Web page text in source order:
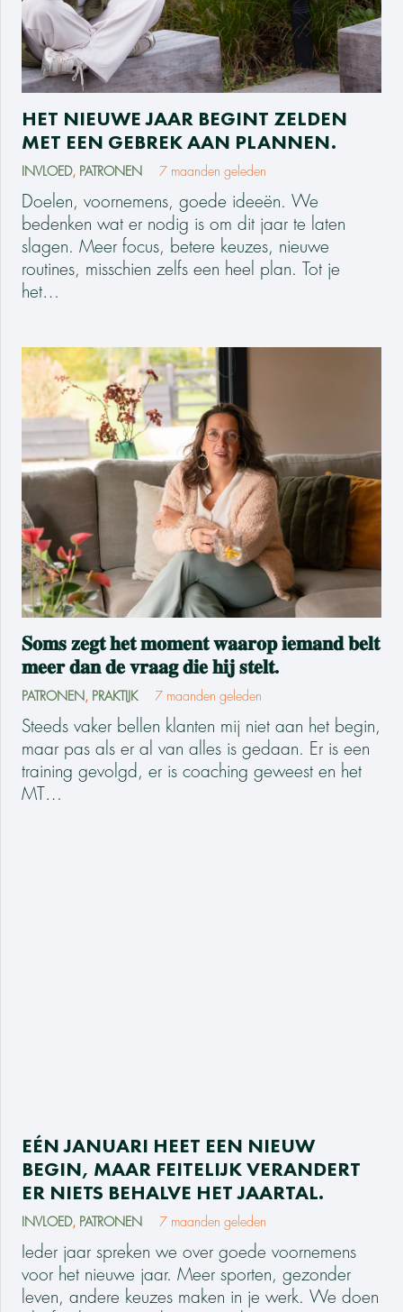
HET NIEUWE JAAR BEGINT ZELDEN
MET EEN GEBREK AAN PLANNEN.
INVLOED, PATRONEN 7 maanden geleden
Doelen, voornemens, goede ideeën. We
bedenken wat er nodig is om dit jaar te laten
slagen. Meer focus, betere keuzes, nieuwe
routines, misschien zelfs een heel plan. Tot je
het…
𝐒𝐨𝐦𝐬 𝐳𝐞𝐠𝐭 𝐡𝐞𝐭 𝐦𝐨𝐦𝐞𝐧𝐭 𝐰𝐚𝐚𝐫𝐨𝐩 𝐢𝐞𝐦𝐚𝐧𝐝 𝐛𝐞𝐥𝐭
𝐦𝐞𝐞𝐫 𝐝𝐚𝐧 𝐝𝐞 𝐯𝐫𝐚𝐚𝐠 𝐝𝐢𝐞 𝐡𝐢𝐣 𝐬𝐭𝐞𝐥𝐭.
PATRONEN, PRAKTIJK 7 maanden geleden
Steeds vaker bellen klanten mij niet aan het begin,
maar pas als er al van alles is gedaan. Er is een
training gevolgd, er is coaching geweest en het
MT…
EÉN JANUARI HEET EEN NIEUW
BEGIN, MAAR FEITELIJK VERANDERT
ER NIETS BEHALVE HET JAARTAL.
INVLOED, PATRONEN 7 maanden geleden
Ieder jaar spreken we over goede voornemens
voor het nieuwe jaar. Meer sporten, gezonder
leven, andere keuzes maken in je werk. We doen